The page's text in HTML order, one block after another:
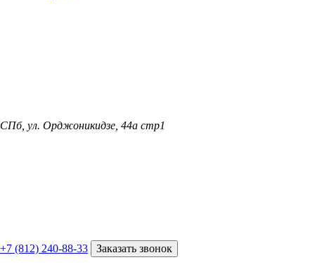
СПб, ул. Орджоникидзе, 44а стр1
+7 (812) 240-88-33 Заказать звонок